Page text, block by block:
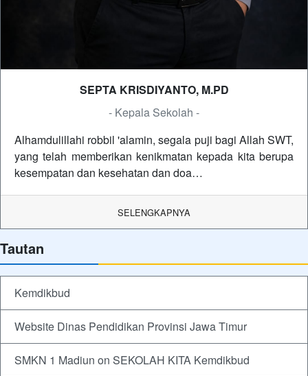
SEPTA KRISDIYANTO, M.PD
- Kepala Sekolah -
Alhamdulillahi robbil 'alamin, segala puji bagi Allah SWT,
yang telah memberikan kenikmatan kepada kita berupa
kesempatan dan kesehatan dan doa…
SELENGKAPNYA
Tautan
Kemdikbud
Website Dinas Pendidikan Provinsi Jawa Timur
SMKN 1 Madiun on SEKOLAH KITA Kemdikbud